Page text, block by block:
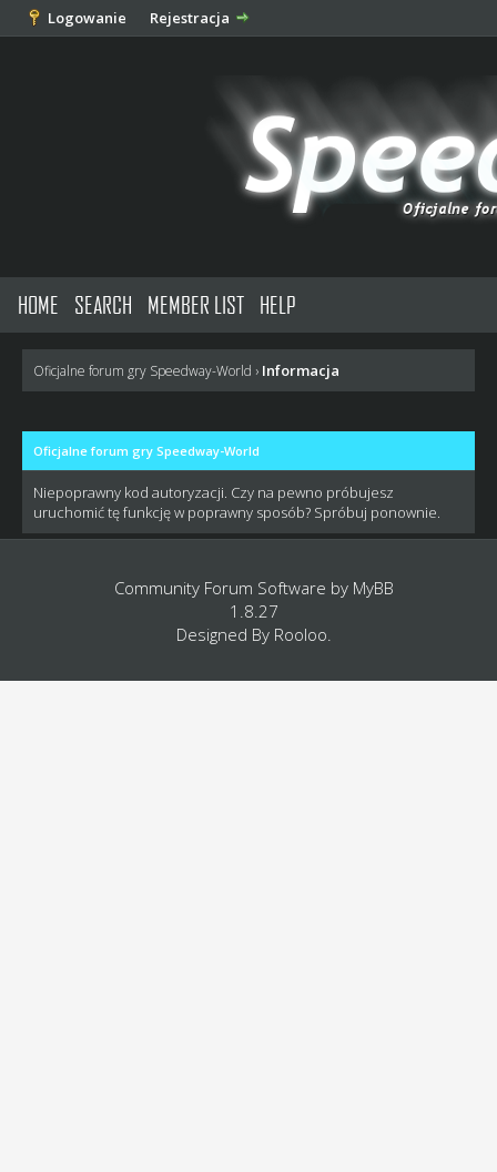
Logowanie Rejestracja
HOME SEARCH MEMBER LIST HELP
Oficjalne forum gry Speedway-World › Informacja
Oficjalne forum gry Speedway-World
Niepoprawny kod autoryzacji. Czy na pewno próbujesz
uruchomić tę funkcję w poprawny sposób? Spróbuj ponownie.
Community Forum Software by MyBB
1.8.27
Designed By Rooloo.